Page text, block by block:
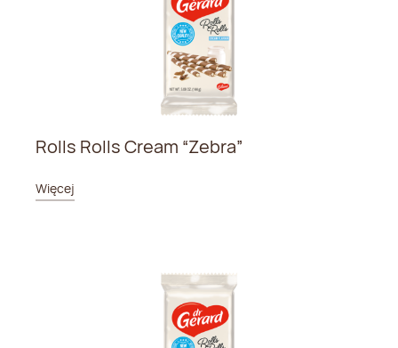
Rolls Rolls Cream “Zebra”
Więcej